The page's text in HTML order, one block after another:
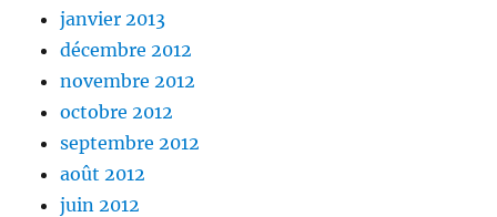
janvier 2013
décembre 2012
novembre 2012
octobre 2012
septembre 2012
août 2012
juin 2012